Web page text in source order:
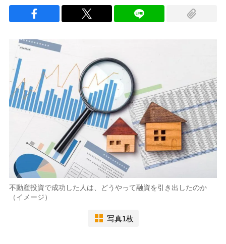
不動産投資で成功した人は、どうやって融資を引き出したのか
（イメージ）
写真1枚